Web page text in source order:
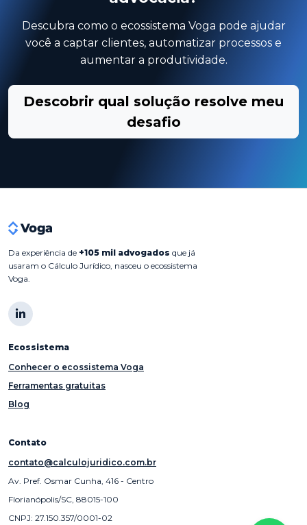
Descubra como o ecossistema Voga pode ajudar
você a captar clientes, automatizar processos e
aumentar a produtividade.
Descobrir qual solução resolve meu
desafio
Da experiência de +105 mil advogados que já
usaram o Cálculo Jurídico, nasceu o ecossistema
Voga.
Ecossistema
Conhecer o ecossistema Voga
Ferramentas gratuitas
Blog
Contato
contato@calculojuridico.com.br
Av. Pref. Osmar Cunha, 416 - Centro
Florianópolis/SC, 88015-100
CNPJ: 27.150.357/0001-02